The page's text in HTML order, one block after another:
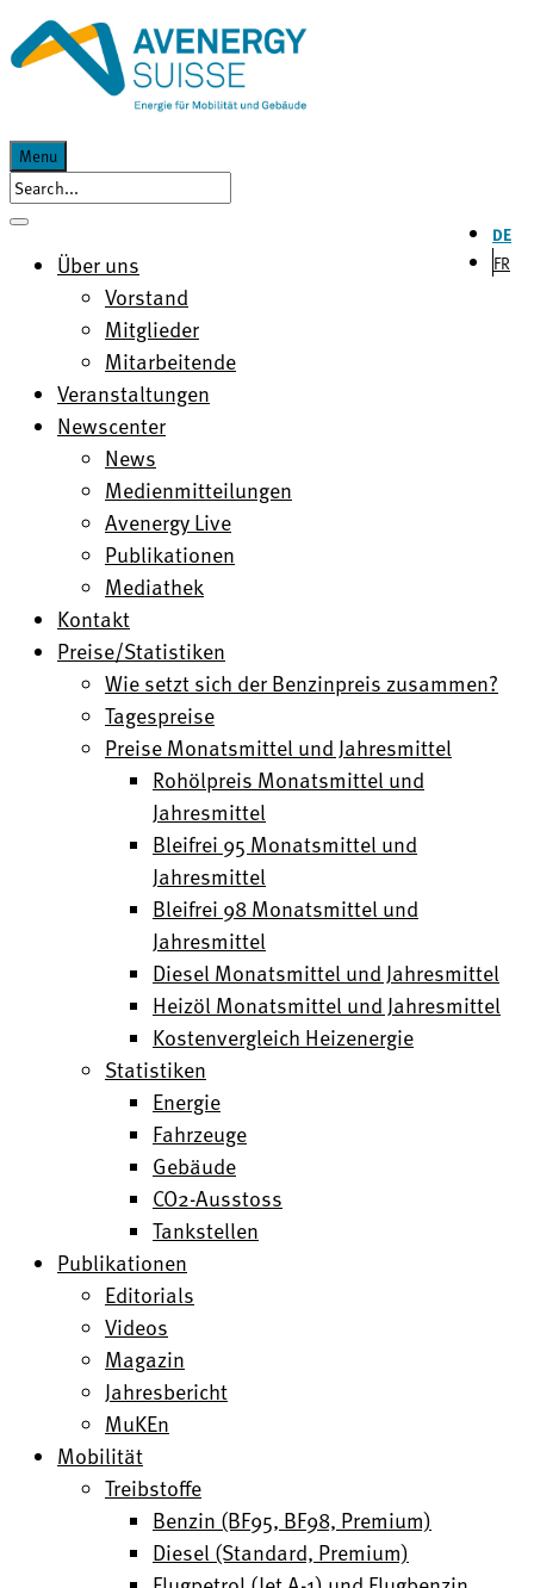
Menu
DE
FR
Über uns
Vorstand
Mitglieder
Mitarbeitende
Veranstaltungen
Newscenter
News
Medienmitteilungen
Avenergy Live
Publikationen
Mediathek
Kontakt
Preise/Statistiken
Wie setzt sich der Benzinpreis zusammen?
Tagespreise
Preise Monatsmittel und Jahresmittel
Rohölpreis Monatsmittel und
Jahresmittel
Bleifrei 95 Monatsmittel und
Jahresmittel
Bleifrei 98 Monatsmittel und
Jahresmittel
Diesel Monatsmittel und Jahresmittel
Heizöl Monatsmittel und Jahresmittel
Kostenvergleich Heizenergie
Statistiken
Energie
Fahrzeuge
Gebäude
CO2-Ausstoss
Tankstellen
Publikationen
Editorials
Videos
Magazin
Jahresbericht
MuKEn
Mobilität
Treibstoffe
Benzin (BF95, BF98, Premium)
Diesel (Standard, Premium)